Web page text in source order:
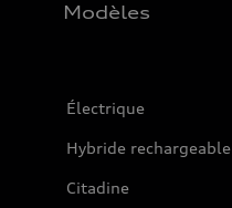
Modèles
Électrique
Hybride rechargeable
Citadine